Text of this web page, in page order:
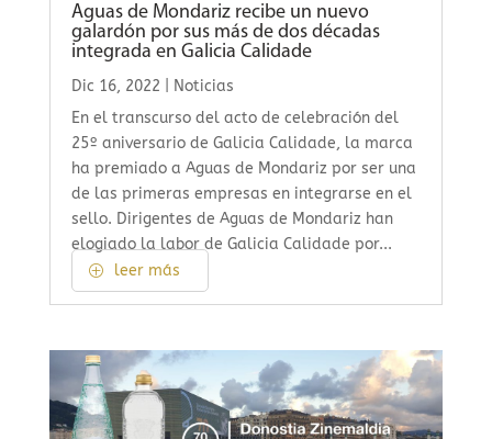
Aguas de Mondariz recibe un nuevo
galardón por sus más de dos décadas
integrada en Galicia Calidade
Dic 16, 2022
Noticias
En el transcurso del acto de celebración del
25º aniversario de Galicia Calidade, la marca
ha premiado a Aguas de Mondariz por ser una
de las primeras empresas en integrarse en el
sello. Dirigentes de Aguas de Mondariz han
elogiado la labor de Galicia Calidade por...
leer más